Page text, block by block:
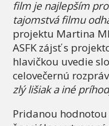
film je najlepším
tajomstvá filmu
projektu Martina
ASFK zájsť s
hlavičkou uvedie
celovečernú
zlý lišiak a iné
Pridanou